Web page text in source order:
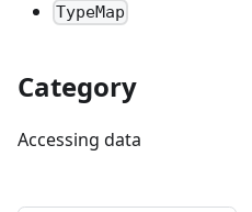
TypeMap
Category
Accessing data